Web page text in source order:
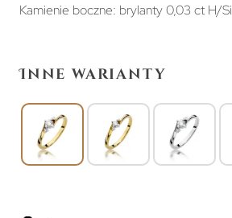
Kamienie boczne: brylanty 0,03 ct H/Si
Inne warianty